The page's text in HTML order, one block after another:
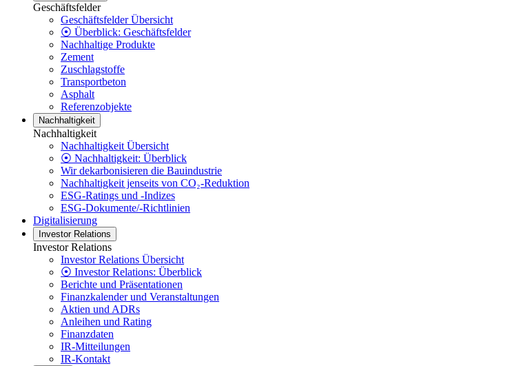
Geschäftsfelder
Geschäftsfelder Übersicht
⦿ Überblick: Geschäftsfelder
Nachhaltige Produkte
Zement
Zuschlagstoffe
Transportbeton
Asphalt
Referenzobjekte
Nachhaltigkeit
Nachhaltigkeit
Nachhaltigkeit Übersicht
⦿ Nachhaltigkeit: Überblick
Wir dekarbonisieren die Bauindustrie
Nachhaltigkeit jenseits von CO₂-Reduktion
ESG-Ratings und -Indizes
ESG-Dokumente/-Richtlinien
Digitalisierung
Investor Relations
Investor Relations
Investor Relations Übersicht
⦿ Investor Relations: Überblick
Berichte und Präsentationen
Finanzkalender und Veranstaltungen
Aktien und ADRs
Anleihen und Rating
Finanzdaten
IR-Mitteilungen
IR-Kontakt